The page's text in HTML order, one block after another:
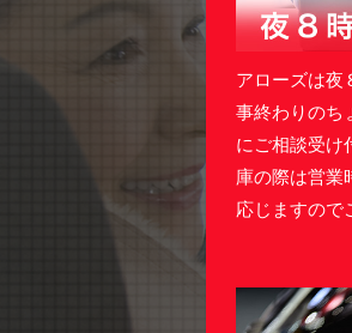
アローズは夜
事終わりのち
にご相談受け
庫の際は営業
応じますので